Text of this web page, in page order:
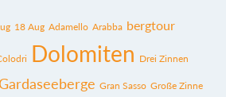
18 Aug Adamello Arabba bergtour
Dolomiten Drei Zinnen
Gran Sasso Große Zinne